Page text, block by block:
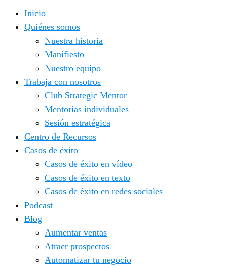
Inicio
Quiénes somos
Nuestra historia
Manifiesto
Nuestro equipo
Trabaja con nosotros
Club Strategic Mentor
Mentorías individuales
Sesión estratégica
Centro de Recursos
Casos de éxito
Casos de éxito en vídeo
Casos de éxito en texto
Casos de éxito en redes sociales
Podcast
Blog
Aumentar ventas
Atraer prospectos
Automatizar tu negocio